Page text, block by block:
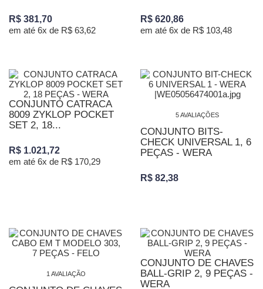
R$ 381,70
em até 6x de R$ 63,62
R$ 620,86
em até 6x de R$ 103,48
CONJUNTO CATRACA
8009 ZYKLOP POCKET
SET 2, 18...
R$ 1.021,72
em até 6x de R$ 170,29
5 AVALIAÇÕES
CONJUNTO BITS-
CHECK UNIVERSAL 1, 6
PEÇAS - WERA
R$ 82,38
1 AVALIAÇÃO
CONJUNTO DE CHAVES
BALL-GRIP 2, 9 PEÇAS -
WERA